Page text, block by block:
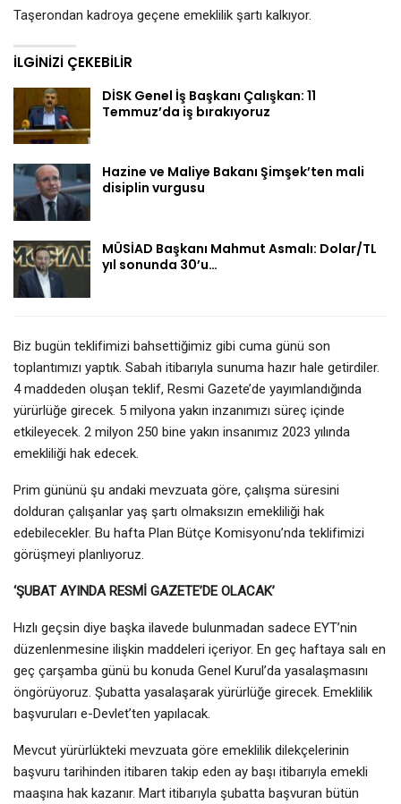
Taşerondan kadroya geçene emeklilik şartı kalkıyor.
İLGINIZI ÇEKEBILIR
DİSK Genel İş Başkanı Çalışkan: 11
Temmuz’da iş bırakıyoruz
Hazine ve Maliye Bakanı Şimşek’ten mali
disiplin vurgusu
MÜSİAD Başkanı Mahmut Asmalı: Dolar/TL
yıl sonunda 30’u…
Biz bugün teklifimizi bahsettiğimiz gibi cuma günü son
toplantımızı yaptık. Sabah itibarıyla sunuma hazır hale getirdiler.
4 maddeden oluşan teklif, Resmi Gazete’de yayımlandığında
yürürlüğe girecek. 5 milyona yakın inzanımızı süreç içinde
etkileyecek. 2 milyon 250 bine yakın insanımız 2023 yılında
emekliliği hak edecek.
Prim gününü şu andaki mevzuata göre, çalışma süresini
dolduran çalışanlar yaş şartı olmaksızın emekliliği hak
edebilecekler. Bu hafta Plan Bütçe Komisyonu’nda teklifimizi
görüşmeyi planlıyoruz.
‘ŞUBAT AYINDA RESMİ GAZETE’DE OLACAK’
Hızlı geçsin diye başka ilavede bulunmadan sadece EYT’nin
düzenlenmesine ilişkin maddeleri içeriyor. En geç haftaya salı en
geç çarşamba günü bu konuda Genel Kurul’da yasalaşmasını
öngörüyoruz. Şubatta yasalaşarak yürürlüğe girecek. Emeklilik
başvuruları e-Devlet’ten yapılacak.
Mevcut yürürlükteki mevzuata göre emeklilik dilekçelerinin
başvuru tarihinden itibaren takip eden ay başı itibarıyla emekli
maaşına hak kazanır. Mart itibarıyla şubatta başvuran bütün